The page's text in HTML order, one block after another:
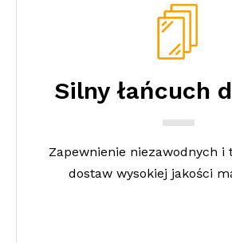
Silny łańcuch
Zapewnienie niezawodnych i
dostaw wysokiej jakości